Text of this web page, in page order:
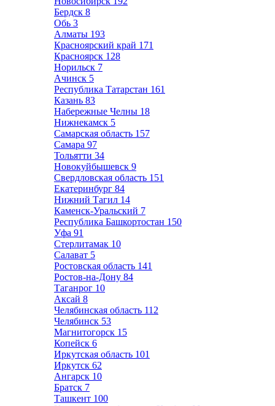
Бердск 8
Обь 3
Алматы 193
Красноярский край 171
Красноярск 128
Норильск 7
Ачинск 5
Республика Татарстан 161
Казань 83
Набережные Челны 18
Нижнекамск 5
Самарская область 157
Самара 97
Тольятти 34
Новокуйбышевск 9
Свердловская область 151
Екатеринбург 84
Нижний Тагил 14
Каменск-Уральский 7
Республика Башкортостан 150
Уфа 91
Стерлитамак 10
Салават 5
Ростовская область 141
Ростов-на-Дону 84
Таганрог 10
Аксай 8
Челябинская область 112
Челябинск 53
Магнитогорск 15
Копейск 6
Иркутская область 101
Иркутск 62
Ангарск 10
Братск 7
Ташкент 100